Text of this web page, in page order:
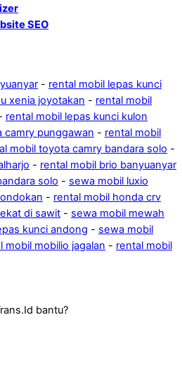
SEO
- rental mobil lepas kunci
xenia joyotakan - rental mobil
rental mobil lepas kunci kulon
camry punggawan - rental mobil
mobil toyota camry bandara solo -
- rental mobil brio banyuanyar
solo - sewa mobil luxio
- rental mobil honda crv
di sawit - sewa mobil mewah
kunci andong - sewa mobil
mobil mobilio jagalan - rental mobil
bantu?